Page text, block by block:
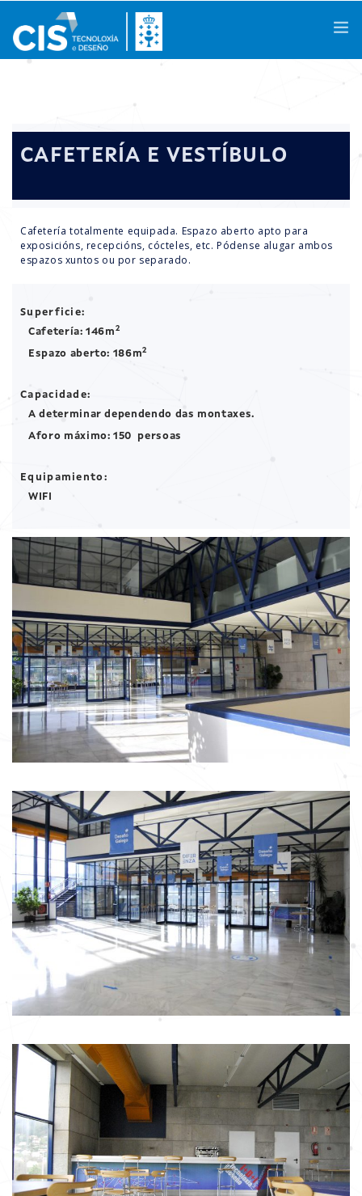
Actividades
Casos de Éxito
Espazos
Actualidade
CAFETERÍA E VESTÍBULO
Cafetería totalmente equipada. Espazo aberto apto para
exposicións, recepcións, cócteles, etc. Pódense alugar ambos
espazos xuntos ou por separado.
Superficie:
Cafetería: 146m 2
Espazo aberto: 186m2
Capacidade:
A determinar dependendo das montaxes.
Aforo máximo: 150 persoas
Equipamiento:
WIFI